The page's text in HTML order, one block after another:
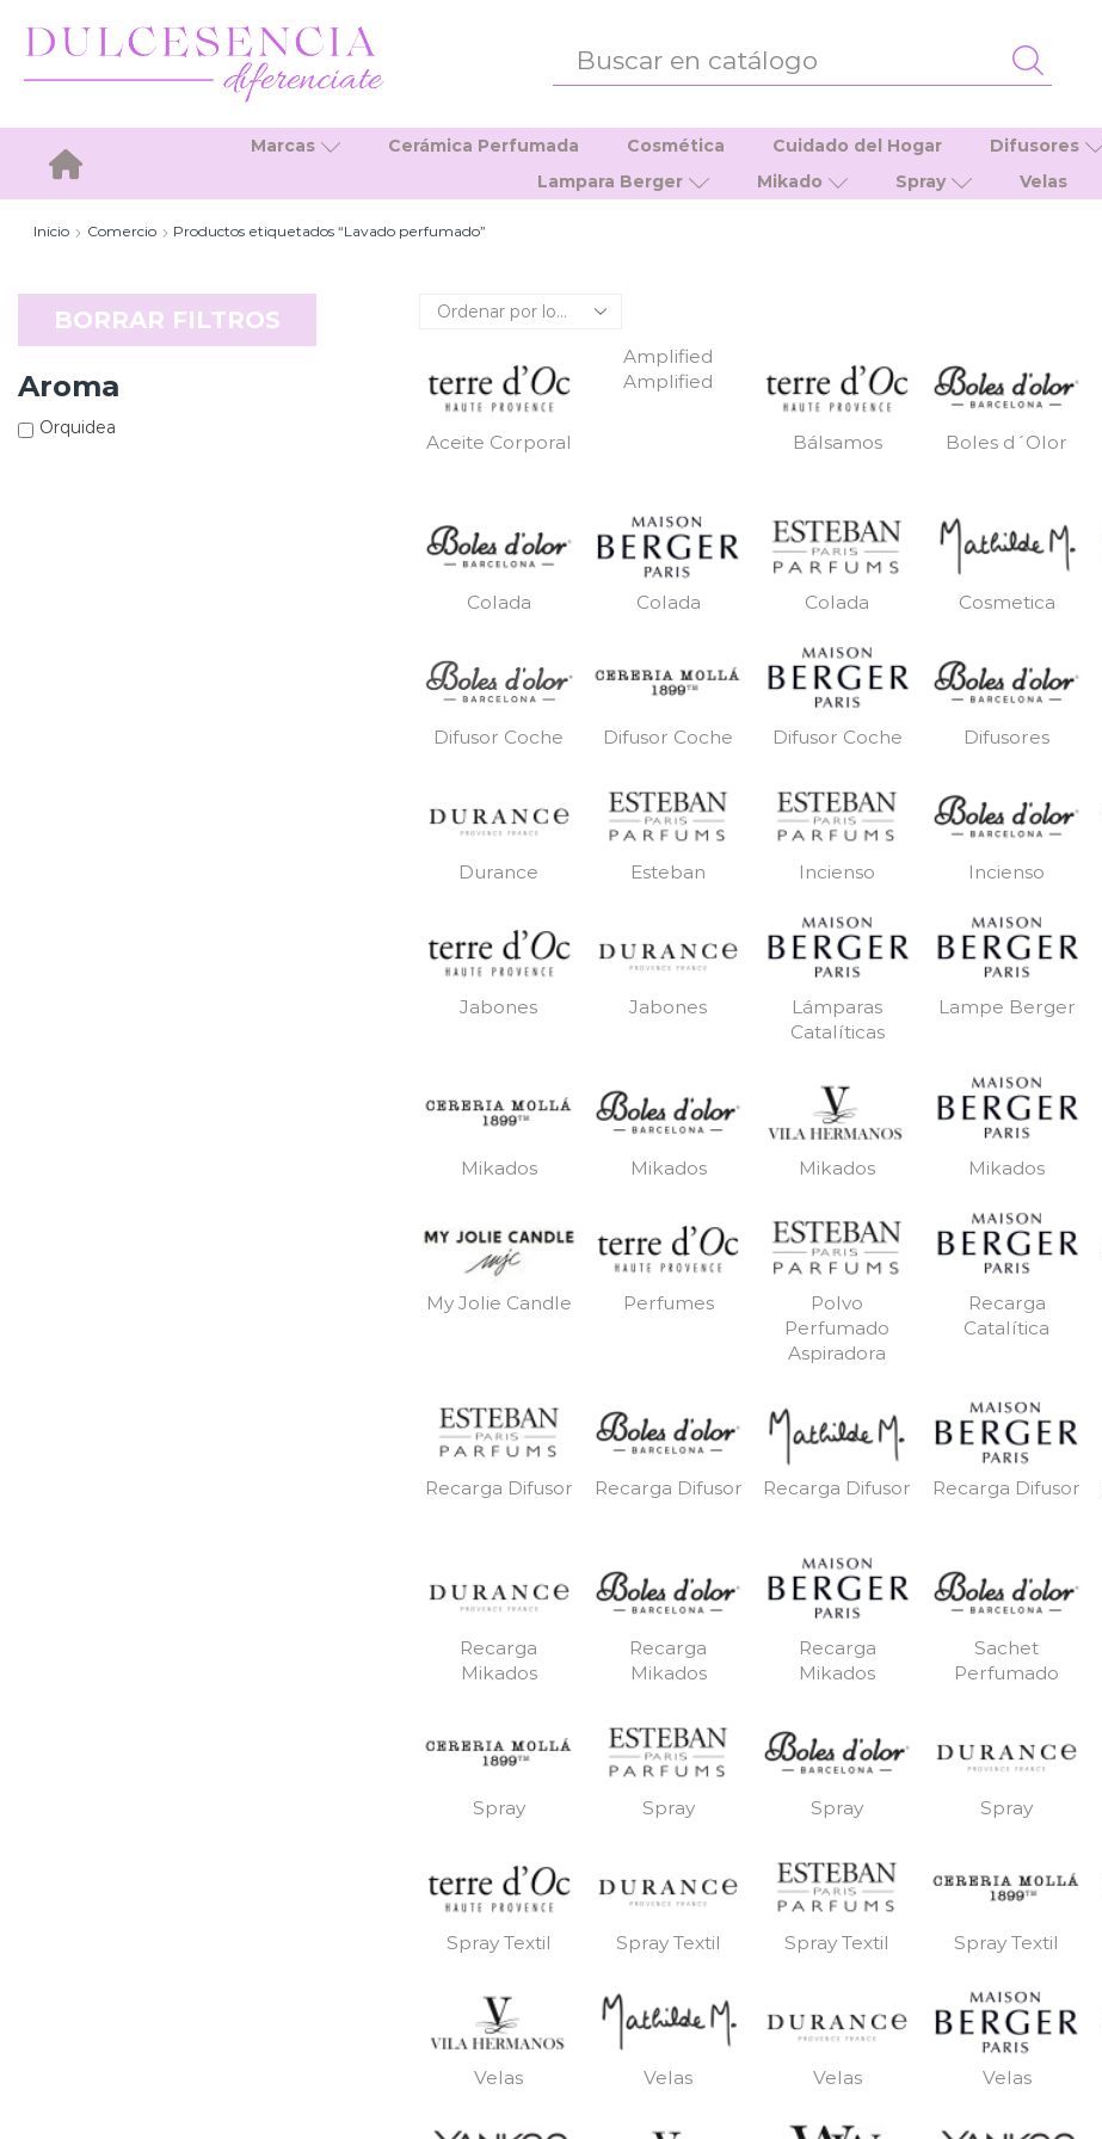
ENTRADA
Inicio
Marcas Cerámica Perfumada Cosmética Cuidado del Hogar Difusores
Lampara Berger
Mikado Spray Velas
Inicio Comercio Productos etiquetados “Lavado perfumado”
Aceite Corporal
Amplified
Amplified
Bálsamos Boles d´Olor
Colada Colada Colada Cosmetica
Difusor Coche Difusor Coche Difusor Coche Difusores
Durance Esteban Incienso Incienso
Jabones Jabones
Lámparas
Catalíticas
Lampe Berger
Mikados Mikados Mikados Mikados
My Jolie Candle Perfumes
Polvo
Perfumado
Aspiradora
Recarga
Catalítica
Recarga Difusor Recarga Difusor Recarga Difusor Recarga Difusor
Recarga
Mikados
Recarga
Mikados
Recarga
Mikados
Sachet
Perfumado
Spray Spray Spray Spray
Spray Textil Spray Textil Spray Textil Spray Textil
Velas Velas Velas Velas
BORRAR FILTROS
Aroma
Orquidea